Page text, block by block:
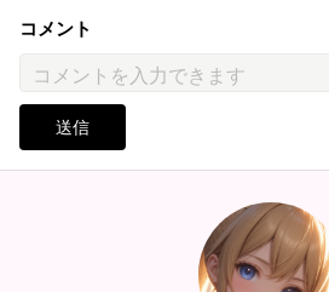
コメント
送信